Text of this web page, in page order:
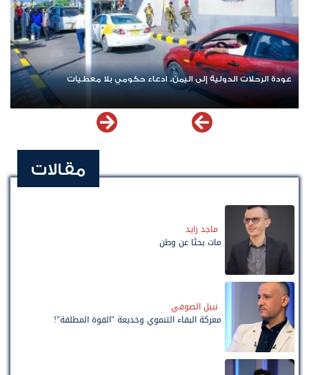
عودة الرحلات الدولية إلى اليمن.. ادعاء حكومي بلا معطيات
مقالات
ماجد زايد
مات بحثًا عن وطن
نبيل الصوفي
معركة البقاء التنموي وخديعة "القوة المطلقة"!